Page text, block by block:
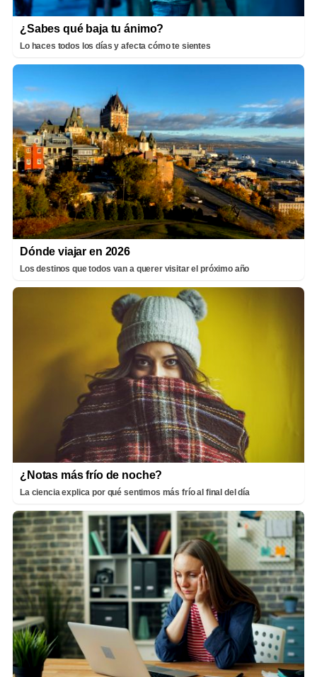
¿Sabes qué baja tu ánimo?
Lo haces todos los días y afecta cómo te sientes
Dónde viajar en 2026
Los destinos que todos van a querer visitar el próximo año
¿Notas más frío de noche?
La ciencia explica por qué sentimos más frío al final del día